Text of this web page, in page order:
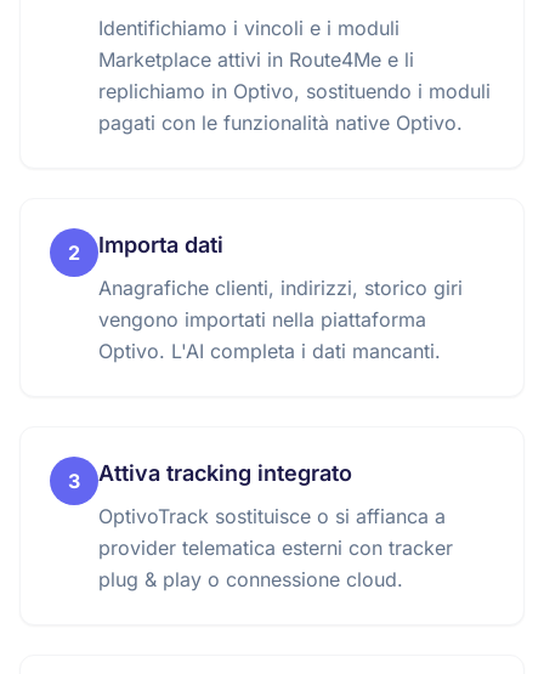
Identifichiamo i vincoli e i moduli
Marketplace attivi in Route4Me e li
replichiamo in Optivo, sostituendo i moduli
pagati con le funzionalità native Optivo.
2 Importa dati
Anagrafiche clienti, indirizzi, storico giri
vengono importati nella piattaforma
Optivo. L'AI completa i dati mancanti.
3 Attiva tracking integrato
OptivoTrack sostituisce o si affianca a
provider telematica esterni con tracker
plug & play o connessione cloud.